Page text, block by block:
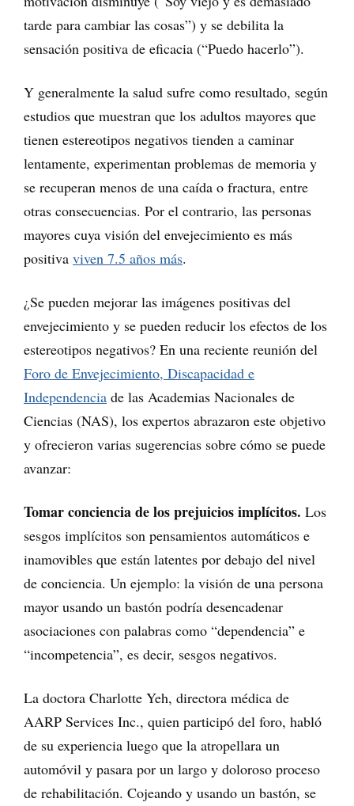
tarde para cambiar las cosas”) y se debilita la
sensación positiva de eficacia (“Puedo hacerlo”).
Y generalmente la salud sufre como resultado, según
estudios que muestran que los adultos mayores que
tienen estereotipos negativos tienden a caminar
lentamente, experimentan problemas de memoria y
se recuperan menos de una caída o fractura, entre
otras consecuencias. Por el contrario, las personas
mayores cuya visión del envejecimiento es más
positiva viven 7.5 años más.
¿Se pueden mejorar las imágenes positivas del
envejecimiento y se pueden reducir los efectos de los
estereotipos negativos? En una reciente reunión del
Foro de Envejecimiento, Discapacidad e
Independencia de las Academias Nacionales de
Ciencias (NAS), los expertos abrazaron este objetivo
y ofrecieron varias sugerencias sobre cómo se puede
avanzar:
Tomar conciencia de los prejuicios implícitos. Los
sesgos implícitos son pensamientos automáticos e
inamovibles que están latentes por debajo del nivel
de conciencia. Un ejemplo: la visión de una persona
mayor usando un bastón podría desencadenar
asociaciones con palabras como “dependencia” e
“incompetencia”, es decir, sesgos negativos.
La doctora Charlotte Yeh, directora médica de
AARP Services Inc., quien participó del foro, habló
de su experiencia luego que la atropellara un
automóvil y pasara por un largo y doloroso proceso
de rehabilitación. Cojeando y usando un bastón, se